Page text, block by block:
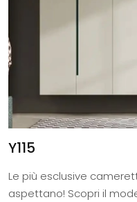
Y115
Le più esclusive
aspettano! Scopri il